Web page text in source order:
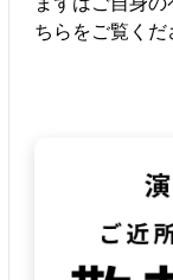
ちらをご覧くだ